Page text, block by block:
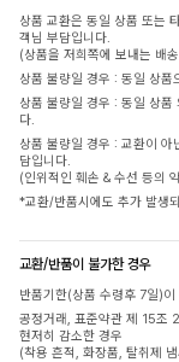
상품 교환은 동일 상품 또는
객님 부담입니다.
(상품을 저희쪽에 보내는
상품 불량일 경우 : 동일 상품
상품 불량일 경우 : 동일 상
다.
상품 불량일 경우 : 교환이
담입니다.
(인위적인 훼손 & 수선 등의
*교환/반품시에도 추가 발생
교환/반품이 불가한 경우
반품기한(상품 수령후 7일)이
공정거래, 표준약관 제 15조
현저히 감소한 경우
(착용 흔적, 화장품, 탈취제